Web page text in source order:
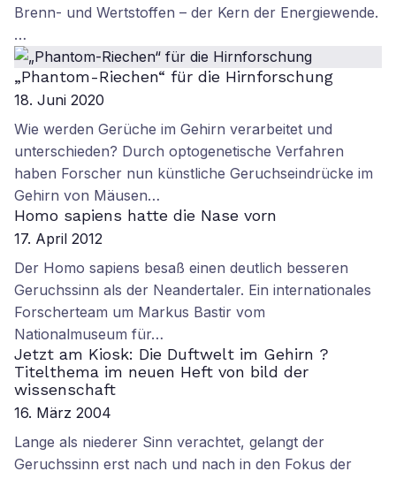
Brenn- und Wertstoffen – der Kern der Energiewende.
…
„Phantom-Riechen“ für die Hirnforschung
18. Juni 2020
Wie werden Gerüche im Gehirn verarbeitet und
unterschieden? Durch optogenetische Verfahren
haben Forscher nun künstliche Geruchseindrücke im
Gehirn von Mäusen…
Homo sapiens hatte die Nase vorn
17. April 2012
Der Homo sapiens besaß einen deutlich besseren
Geruchssinn als der Neandertaler. Ein internationales
Forscherteam um Markus Bastir vom
Nationalmuseum für…
Jetzt am Kiosk: Die Duftwelt im Gehirn ?
Titelthema im neuen Heft von bild der
wissenschaft
16. März 2004
Lange als niederer Sinn verachtet, gelangt der
Geruchssinn erst nach und nach in den Fokus der